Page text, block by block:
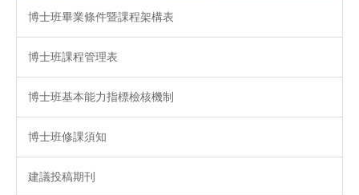
博士班畢業條件暨課程架構表
博士班課程管理表
博士班基本能力指標檢核機制
博士班修課須知
建議投稿期刊